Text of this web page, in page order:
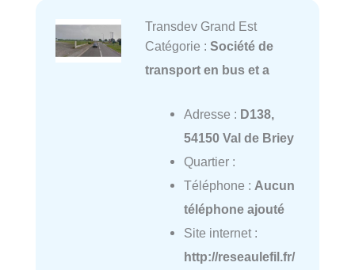
Transdev Grand Est
Catégorie : Société de
transport en bus et a
Adresse : D138,
54150 Val de Briey
Quartier :
Téléphone : Aucun
téléphone ajouté
Site internet :
http://reseaulefil.fr/